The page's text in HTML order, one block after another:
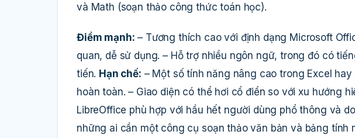
và Math (soạn thảo công thức toán học).
Điểm mạnh: – Tương thích cao với định dạng Microsoft
quan, dễ sử dụng. – Hỗ trợ nhiều ngôn ngữ, trong đó có
tiến. Hạn chế: – Một số tính năng nâng cao trong Excel
hoàn toàn. – Giao diện có thể hơi cổ điển so với xu hướng
LibreOffice phù hợp với hầu hết người dùng phổ thông và
những ai cần một công cụ soạn thảo văn bản và bảng tính